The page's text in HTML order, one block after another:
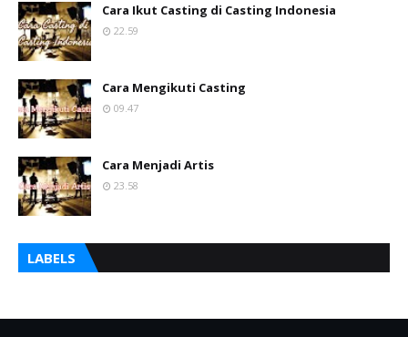
Cara Ikut Casting di Casting Indonesia
22.59
Cara Mengikuti Casting
09.47
Cara Menjadi Artis
23.58
LABELS